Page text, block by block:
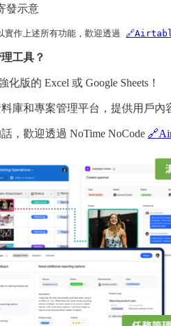
發示意
上述所有功能，歡迎透過
工具？
版的 Excel 或 Google Sheets！
庫和專案管理平台，提供用戶
，歡迎透過 NoTime NoCode